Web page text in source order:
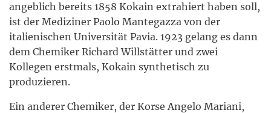
angeblich bereits 1858 Kokain extrahiert haben soll,
ist der Mediziner Paolo Mantegazza von der
italienischen Universität Pavia. 1923 gelang es dann
dem Chemiker Richard Willstätter und zwei
Kollegen erstmals, Kokain synthetisch zu
produzieren.
Ein anderer Chemiker, der Korse Angelo Mariani,